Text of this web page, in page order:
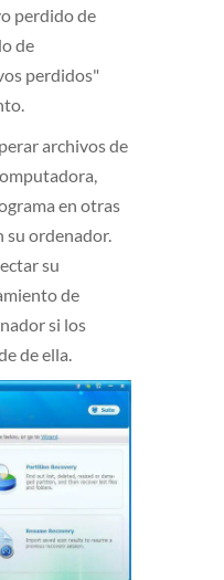
perdido de
de
perdidos"
archivos de
en otras
su ordenador.
su
de
si los
de ella.